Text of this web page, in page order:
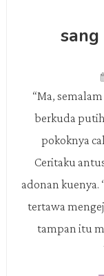
“Ma,
berkuda
pokoknya
Ceritaku
adonan kuenya.
tertawa
tampan itu